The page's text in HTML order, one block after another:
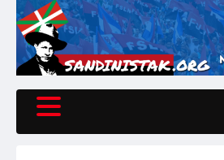
Saltar
contenido